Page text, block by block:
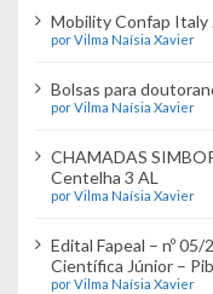
Mobility Confap Italy
por Vilma Naísia Xavier
Bolsas para
por Vilma Naísia Xavier
CHAMADAS
Centelha 3 AL
por Vilma Naísia Xavier
Edital Fapeal – nº
Científica Júnior –
por Vilma Naísia Xavier